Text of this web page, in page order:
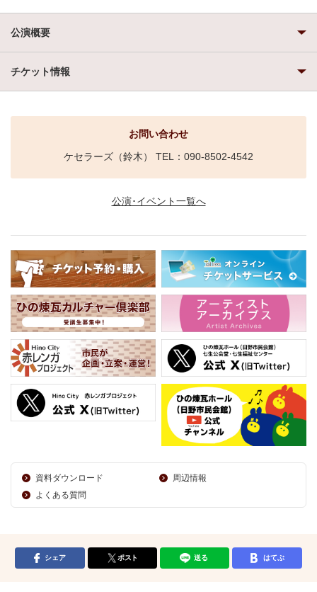
公演概要
チケット情報
お問い合わせ
ケセラーズ（鈴木） TEL：090-8502-4542
公演･イベント一覧へ
資料ダウンロード
周辺情報
よくある質問
シェア ポスト 送る はてぶ